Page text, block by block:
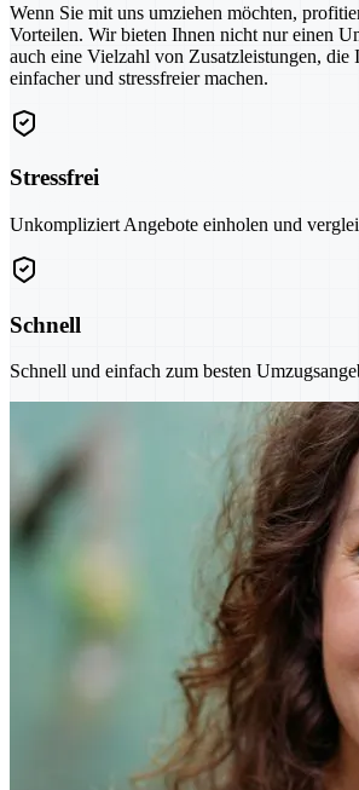
Wenn Sie mit uns umziehen möchten,
Vorteilen. Wir bieten Ihnen nicht nur einen
auch eine Vielzahl von Zusatzleistungen, die
einfacher und stressfreier machen.
Stressfrei
Unkompliziert Angebote einholen und
Schnell
Schnell und einfach zum besten